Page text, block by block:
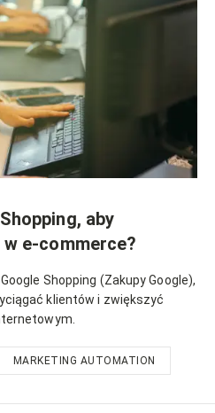
aby
e-commerce?
Shopping (Zakupy Google),
klientów i zwiększyć
MARKETING AUTOMATION